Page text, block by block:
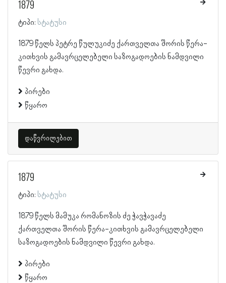
1879
ტიპი: სტატუსი
1879 წელს პეტრე წულუკიძე ქართველთა შორის წერა-
კითხვის გამავრცელებელი საზოგადოების ნამდვილი
წევრი გახდა.
პირები
წყარო
დაწვრილებით
1879
ტიპი: სტატუსი
1879 წელს მამუკა რომანოზის ძე ჭავჭავაძე
ქართველთა შორის წერა-კითხვის გამავრცელებელი
საზოგადოების ნამდვილი წევრი გახდა.
პირები
წყარო